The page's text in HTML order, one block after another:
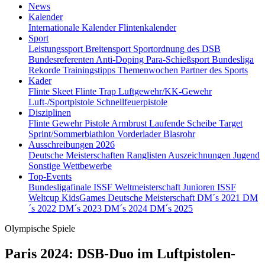
News
Kalender
Internationale KalenderFlintenkalender
Sport
Leistungssport Breitensport Sportordnung des DSB
Bundesreferenten Anti-Doping Para-Schießsport Bundesliga
Rekorde Trainingstipps Themenwochen Partner des Sports
Kader
Flinte Skeet Flinte Trap Luftgewehr/KK-Gewehr
Luft-/Sportpistole Schnellfeuerpistole
Disziplinen
Flinte GewehrPistole Armbrust Laufende Scheibe Target
Sprint/Sommerbiathlon VorderladerBlasrohr
Ausschreibungen 2026
Deutsche Meisterschaften Ranglisten Auszeichnungen Jugend
Sonstige Wettbewerbe
Top-Events
Bundesligafinale ISSF Weltmeisterschaft Junioren ISSF
Weltcup KidsGames Deutsche Meisterschaft DM´s 2021 DM
´s 2022 DM´s 2023 DM´s 2024 DM´s 2025
Olympische Spiele
Paris 2024: DSB-Duo im Luftpistolen-